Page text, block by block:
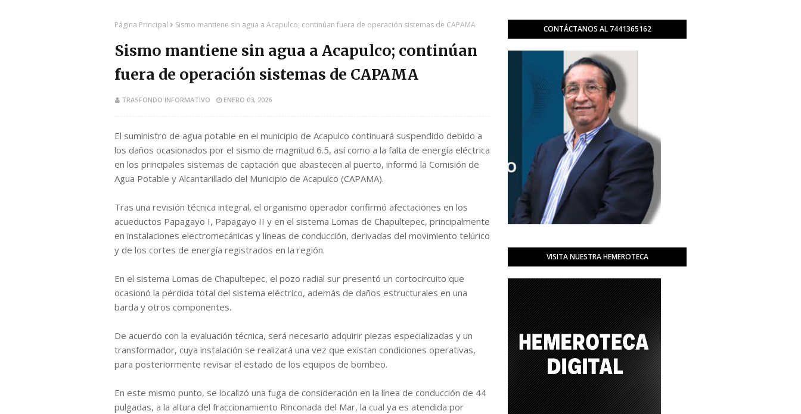
Página Principal Sismo mantiene sin agua a Acapulco; continúan fuera de operación sistemas de CAPAMA
Sismo mantiene sin agua a Acapulco; continúan
fuera de operación sistemas de CAPAMA
TRASFONDO INFORMATIVO ENERO 03, 2026
El suministro de agua potable en el municipio de Acapulco continuará suspendido debido a
los daños ocasionados por el sismo de magnitud 6.5, así como a la falta de energía eléctrica
en los principales sistemas de captación que abastecen al puerto, informó la Comisión de
Agua Potable y Alcantarillado del Municipio de Acapulco (CAPAMA).
Tras una revisión técnica integral, el organismo operador confirmó afectaciones en los
acueductos Papagayo I, Papagayo II y en el sistema Lomas de Chapultepec, principalmente
en instalaciones electromecánicas y líneas de conducción, derivadas del movimiento telúrico
y de los cortes de energía registrados en la región.
En el sistema Lomas de Chapultepec, el pozo radial sur presentó un cortocircuito que
ocasionó la pérdida total del sistema eléctrico, además de daños estructurales en una
barda y otros componentes.
De acuerdo con la evaluación técnica, será necesario adquirir piezas especializadas y un
transformador, cuya instalación se realizará una vez que existan condiciones operativas,
para posteriormente revisar el estado de los equipos de bombeo.
En este mismo punto, se localizó una fuga de consideración en la línea de conducción de 44
pulgadas, a la altura del fraccionamiento Rinconada del Mar, la cual ya es atendida por
CONTÁCTANOS AL 7441365162
VISITA NUESTRA HEMEROTECA